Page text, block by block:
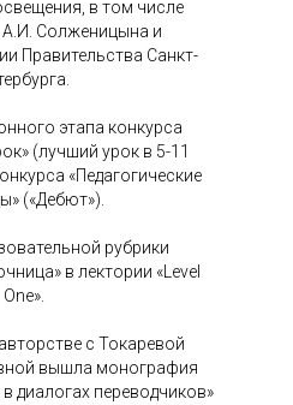
в том числе
А.И. Солженицына и
Правительства Санкт-
этапа конкурса
(лучший урок в 5-11
«Педагогические
(«Дебют»).
рубрики
в лектории «Level
One».
с Токаревой
вышла монография
диалогах переводчиков»